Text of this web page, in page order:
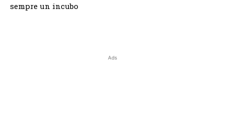
sempre un incubo
Ads